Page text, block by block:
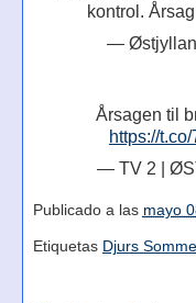
kontrol.
—
Årsagen til
https://
— TV 2 |
Publicado a las mayo
Etiquetas Djurs